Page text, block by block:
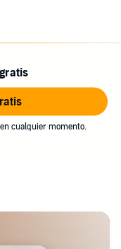
cualquier momento.